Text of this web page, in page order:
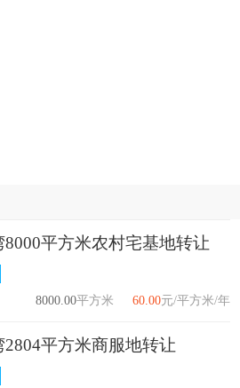
8000平方米农村宅基地转让
60.00元/平方米/年
8000.00平方米
2804平方米商服地转让